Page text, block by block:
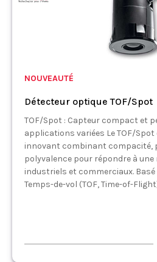
NOUVEAUTÉ
Détecteur optique TOF/Spot
TOF/Spot : Capteur compact et
applications variées Le TOF/
innovant combinant compacité,
polyvalence pour répondre à
industriels et commerciaux.
Temps-de-vol (TOF, Time-of-